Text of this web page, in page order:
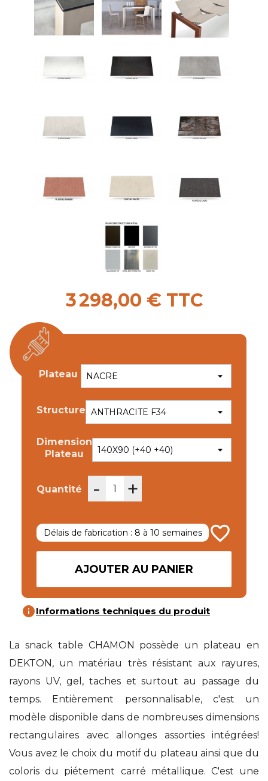
3 298,00 € TTC
Plateau
Structure
Dimension
Plateau
Quantité - +
Délais de fabrication : 8 à 10 semaines favorite_border
AJOUTER AU PANIER
infoInformations techniques du produit
La snack table CHAMON possède un plateau en
DEKTON, un matériau très résistant aux rayures,
rayons UV, gel, taches et surtout au passage du
temps. Entièrement personnalisable, c'est un
modèle disponible dans de nombreuses dimensions
rectangulaires avec allonges assorties intégrées!
Vous avez le choix du motif du plateau ainsi que du
coloris du piétement carré métallique. C'est une